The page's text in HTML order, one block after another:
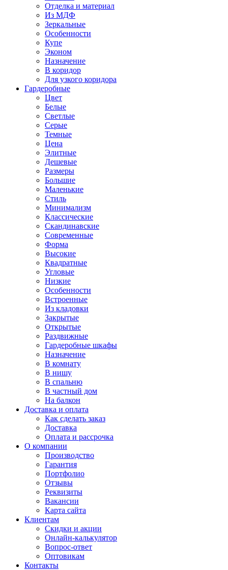
Отделка и материал
Из МДФ
Зеркальные
Особенности
Купе
Эконом
Назначение
В коридор
Для узкого коридора
Гардеробные
Цвет
Белые
Светлые
Серые
Темные
Цена
Элитные
Дешевые
Размеры
Большие
Маленькие
Стиль
Минимализм
Классические
Скандинавские
Современные
Форма
Высокие
Квадратные
Угловые
Низкие
Особенности
Встроенные
Из кладовки
Закрытые
Открытые
Раздвижные
Гардеробные шкафы
Назначение
В комнату
В нишу
В спальню
В частный дом
На балкон
Доставка и оплата
Как сделать заказ
Доставка
Оплата и рассрочка
О компании
Производство
Гарантия
Портфолио
Отзывы
Реквизиты
Вакансии
Карта сайта
Клиентам
Скидки и акции
Онлайн-калькулятор
Вопрос-ответ
Оптовикам
Контакты